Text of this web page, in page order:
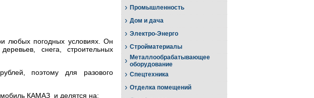
любых погодных условиях. Он
снега, строительных
поэтому для разового
КАМАЗ и делятся на:
› Промышленность
› Дом и дача
› Электро-Энерго
› Стройматериалы
› Металлообрабатывающее
оборудование
› Спецтехника
› Отделка помещений